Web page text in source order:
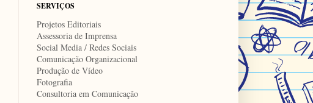
SERVIÇOS
Projetos Editoriais
Assessoria de Imprensa
Social Media / Redes Sociais
Comunicação Organizacional
Produção de Vídeo
Fotografia
Consultoria em Comunicação